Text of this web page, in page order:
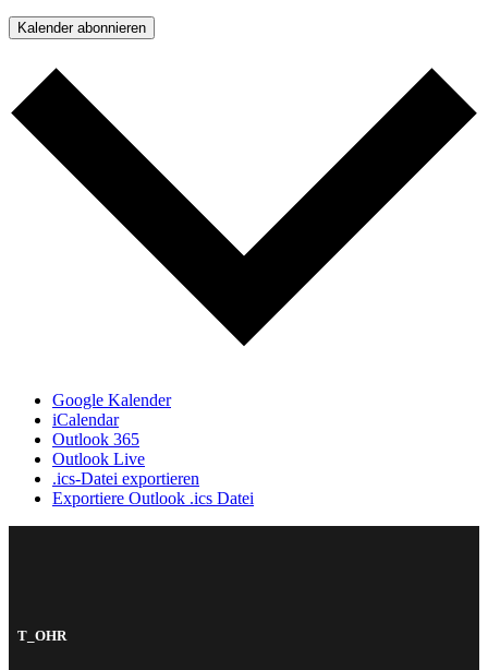
Kalender abonnieren
Google Kalender
iCalendar
Outlook 365
Outlook Live
.ics-Datei exportieren
Exportiere Outlook .ics Datei
T_OHR